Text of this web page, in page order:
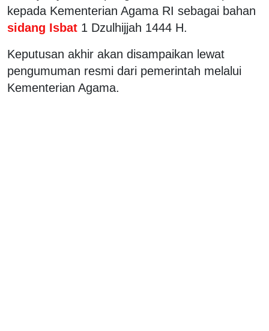
kepada Kementerian Agama RI sebagai bahan
sidang Isbat 1 Dzulhijjah 1444 H.
Keputusan akhir akan disampaikan lewat
pengumuman resmi dari pemerintah melalui
Kementerian Agama.